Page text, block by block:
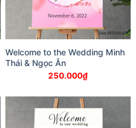
Welcome to the Wedding Minh
Thái & Ngọc Ân
250.000₫